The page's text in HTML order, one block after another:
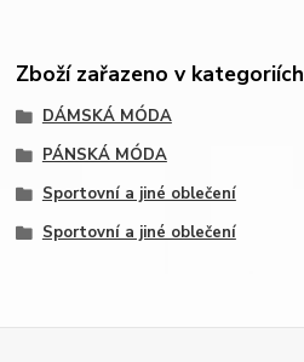
Zboží zařazeno v kategoriích
DÁMSKÁ MÓDA
PÁNSKÁ MÓDA
Sportovní a jiné oblečení
Sportovní a jiné oblečení